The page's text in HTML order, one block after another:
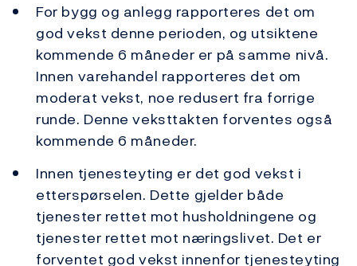
For bygg og anlegg rapporteres det om
god vekst denne perioden, og utsiktene
kommende 6 måneder er på samme nivå.
Innen varehandel rapporteres det om
moderat vekst, noe redusert fra forrige
runde. Denne veksttakten forventes også
kommende 6 måneder.
Innen tjenesteyting er det god vekst i
etterspørselen. Dette gjelder både
tjenester rettet mot husholdningene og
tjenester rettet mot næringslivet. Det er
forventet god vekst innenfor tjenesteyting